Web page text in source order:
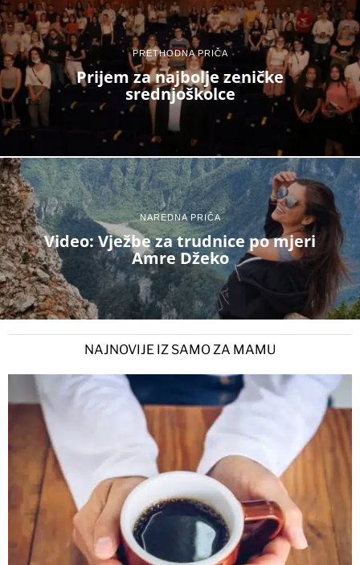
PRETHODNA PRIČA
Prijem za najbolje zeničke
srednjoškolce
NAREDNA PRIČA
Video: Vježbe za trudnice po mjeri
Amre Džeko
NAJNOVIJE IZ SAMO ZA MAMU